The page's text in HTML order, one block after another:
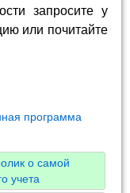
запросите у
или почитайте
программа
о самой
учета